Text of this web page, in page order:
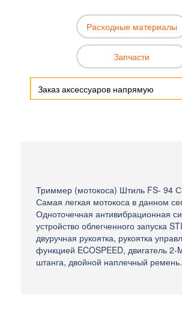
Триммер (мотокоса) Штиль FS- 94
Самая легкая мотокоса в данном
Одноточечная антивибрационная
устройство облегченного запуска
двуручная рукоятка, рукоятка
функцией ECOSPEED, двигатель 2-
штанга, двойной наплечный ремень.
Расходные материалы
Запчасти
Заказ аксессуаров напрямую